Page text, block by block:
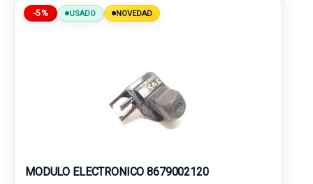
-5% USADO NOVEDAD
MODULO ELECTRONICO 8679002120